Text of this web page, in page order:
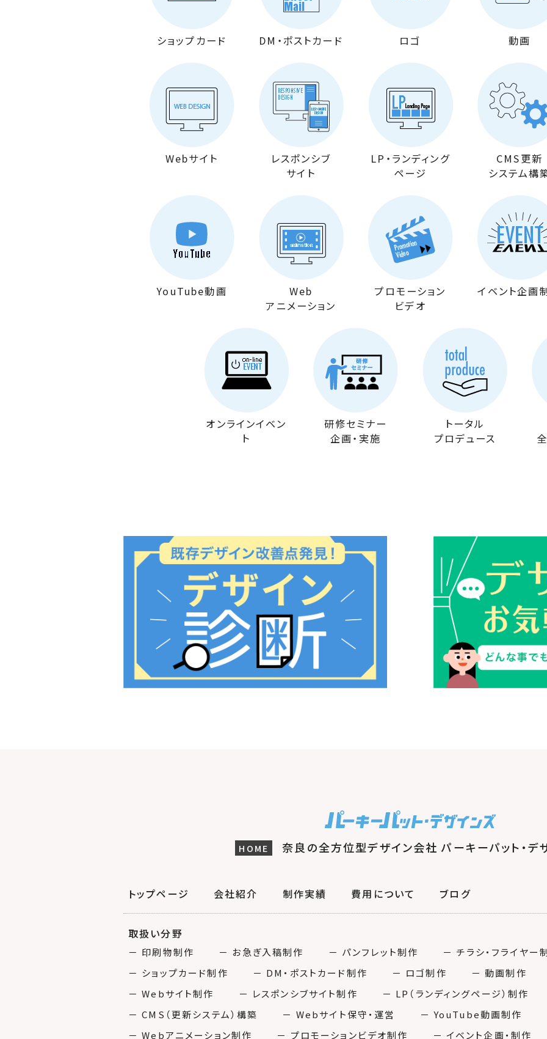
ショップカード DM・ ポストカード ロゴ 動画
Webサイト
レスポンシブ
サイト
LP・ランディング
ページ
CMS更新
システム構
YouTube動画
Web
アニメーション
プロモーション
ビデオ
イベント企画
オンラインイベン
ト
研修セミナー
企画・実施
トータル
プロデュース
HOME 奈良の全方位型デザイン会社 パーキーパット・デ
トップページ 会社紹介 制作実績 費用について ブログ
取扱い分野
－ 印刷物制作 － お急ぎ入稿制作 － パンフレット制作
－ チラシ・フライヤー
－ ショップカード制作
－ DM・ポストカード制作 － ロゴ制作
－ 動画制作
－ Webサイト制作
－ レスポンシブサイト制作
－ LP（ランディングページ）制作
－ CMS（更新システム）構築
－ Webサイト保守・運営
－ YouTube動画制作
－ Webアニメーション制作
－ プロモーションビデオ制作 － イベント企画・制作